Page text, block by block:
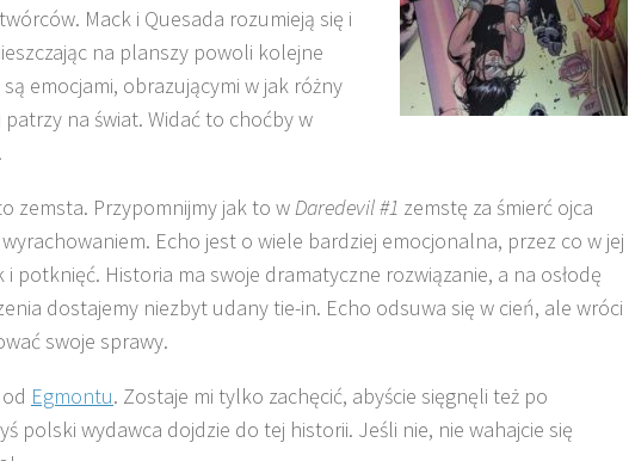
Mack i Quesada rozumieją się i
na planszy powoli kolejne
emocjami, obrazującymi w jak różny
na świat. Widać to choćby w
zemsta. Przypomnijmy jak to wDaredevil #1 zemstę za śmierć ojca
Echo jest o wiele bardziej emocjonalna, przez co w jej
potknięć. Historia ma swoje dramatyczne rozwiązanie, a na osłodę
dostajemy niezbyt udany tie-in. Echo odsuwa się w cień, ale wróci
swoje sprawy.
Egmontu. Zostaje mi tylko zachęcić, abyście sięgnęli też po
polski wydawca dojdzie do tej historii. Jeśli nie, nie wahajcie się